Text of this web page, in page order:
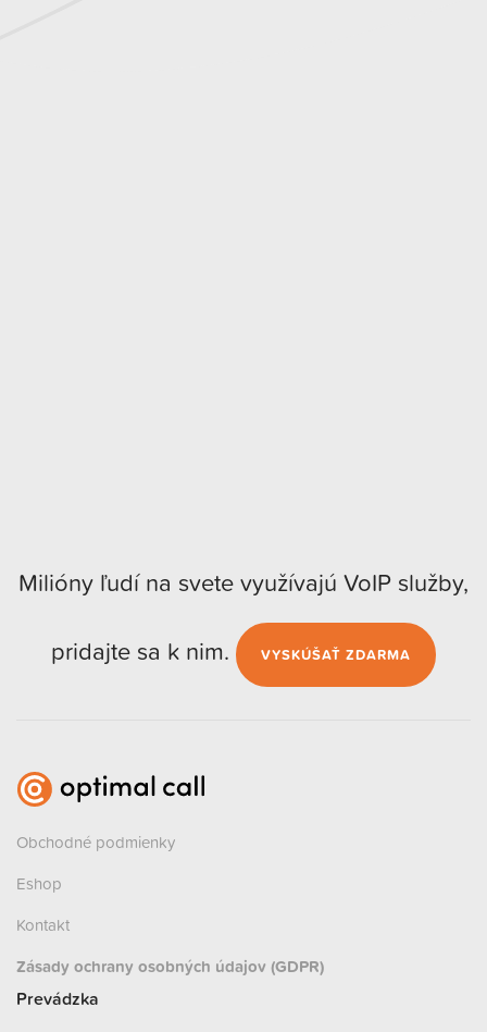
Milióny ľudí na svete využívajú VoIP služby,
pridajte sa k nim.
VYSKÚŠAŤ ZDARMA
Obchodné podmienky
Eshop
Kontakt
Zásady ochrany osobných údajov (GDPR)
Prevádzka